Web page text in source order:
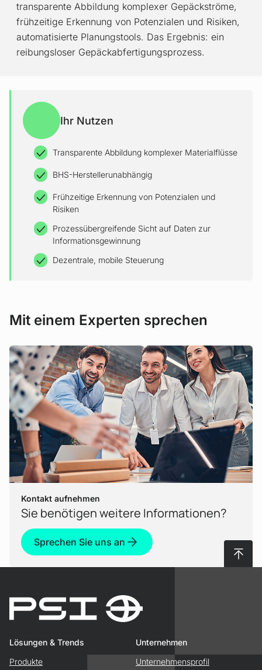
transparente Abbildung komplexer Gepäckströme,
frühzeitige Erkennung von Potenzialen und Risiken,
automatisierte Planungstools. Das Ergebnis: ein
reibungsloser Gepäckabfertigungsprozess.
Ihr Nutzen
Transparente Abbildung komplexer Materialflüsse
BHS-Herstellerunabhängig
Frühzeitige Erkennung von Potenzialen und
Risiken
Prozessübergreifende Sicht auf Daten zur
Informationsgewinnung
Dezentrale, mobile Steuerung
Mit einem Experten sprechen
Kontakt aufnehmen
Sie benötigen weitere Informationen?
Sprechen Sie uns an
Lösungen & Trends
Produkte
Unternehmen
Unternehmensprofil
Nach